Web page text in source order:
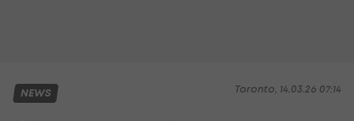
Toronto, 14.03.26 07:14
NEWS